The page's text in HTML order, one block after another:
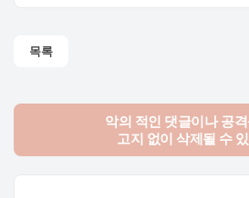
목록
악의 적인 댓글이나 공
고지 없이 삭제될 수